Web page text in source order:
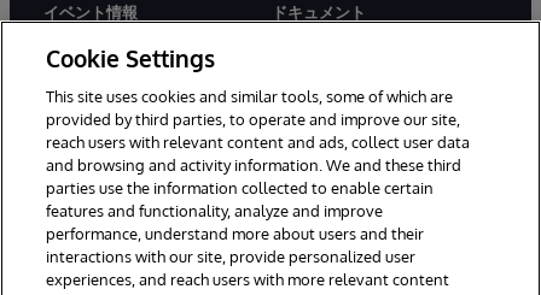
イベント情報
採用情報
ドキュメント
© 1996-2026Y InterSystems Corporation, Boston, MA. All Rights
Reserved.
お知らせ／ご利用規約
プライバシーステートメント
Cookie Settings
This site uses cookies and similar tools, some of which are
provided by third parties, to operate and improve our site,
reach users with relevant content and ads, collect user data
and browsing and activity information. We and these third
parties use the information collected to enable certain
features and functionality, analyze and improve
performance, understand more about users and their
interactions with our site, provide personalized user
experiences, and reach users with more relevant content